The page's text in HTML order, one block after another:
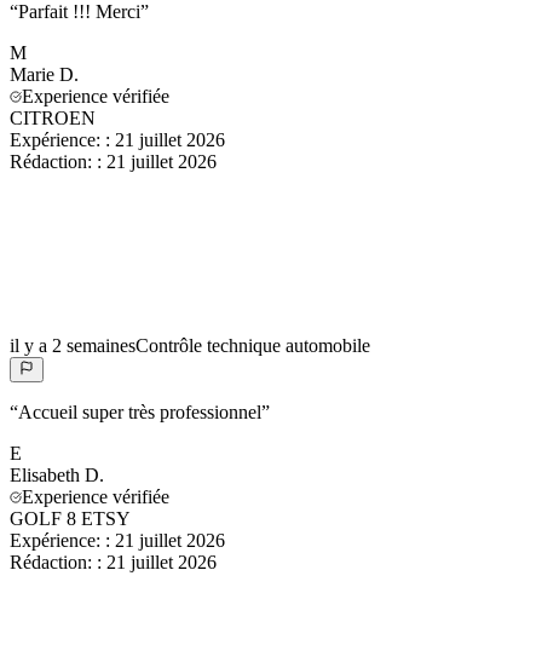
“Parfait !!! Merci”
M
Marie D.
Experience vérifiée
CITROEN
Expérience: : 21 juillet 2026
Rédaction: : 21 juillet 2026
il y a 2 semainesContrôle technique automobile
“Accueil super très professionnel”
E
Elisabeth D.
Experience vérifiée
GOLF 8 ETSY
Expérience: : 21 juillet 2026
Rédaction: : 21 juillet 2026